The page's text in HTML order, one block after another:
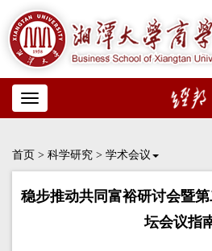
Toggle
navigation
首页 > 科学研究 > 学术会议
稳步推动共同富裕研讨会暨
坛会议指